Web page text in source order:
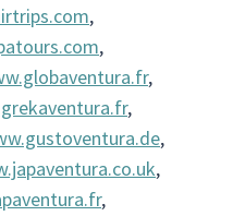
,
,
,
,
,
,
,